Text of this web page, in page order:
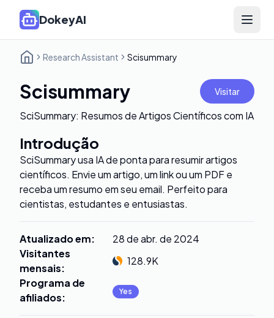
DokeyAI Open
Research Assistant Scisummary
Scisummary Visitar
SciSummary: Resumos de Artigos Científicos com IA
Introdução
SciSummary usa IA de ponta para resumir artigos
científicos. Envie um artigo, um link ou um PDF e
receba um resumo em seu email. Perfeito para
cientistas, estudantes e entusiastas.
Atualizado em:
28 de abr. de 2024
Visitantes
mensais:
128.9K
Programa de
afiliados: Yes